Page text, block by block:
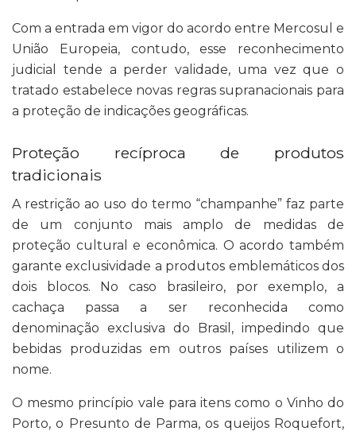
Com a entrada em vigor do acordo entre Mercosul e
União Europeia, contudo, esse reconhecimento
judicial tende a perder validade, uma vez que o
tratado estabelece novas regras supranacionais para
a proteção de indicações geográficas.
Proteção recíproca de produtos
tradicionais
A restrição ao uso do termo “champanhe” faz parte
de um conjunto mais amplo de medidas de
proteção cultural e econômica. O acordo também
garante exclusividade a produtos emblemáticos dos
dois blocos. No caso brasileiro, por exemplo, a
cachaça passa a ser reconhecida como
denominação exclusiva do Brasil, impedindo que
bebidas produzidas em outros países utilizem o
nome.
O mesmo princípio vale para itens como o Vinho do
Porto, o Presunto de Parma, os queijos Roquefort,